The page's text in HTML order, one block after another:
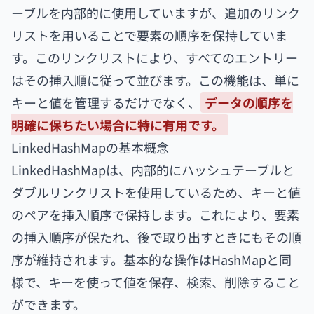
ーブルを内部的に使用していますが、追加のリンク
リストを用いることで要素の順序を保持していま
す。このリンクリストにより、すべてのエントリー
はその挿入順に従って並びます。この機能は、単に
キーと値を管理するだけでなく、
データの順序を
明確に保ちたい場合に特に有用です。
LinkedHashMapの基本概念
LinkedHashMapは、内部的にハッシュテーブルと
ダブルリンクリストを使用しているため、キーと値
のペアを挿入順序で保持します。これにより、要素
の挿入順序が保たれ、後で取り出すときにもその順
序が維持されます。基本的な操作はHashMapと同
様で、キーを使って値を保存、検索、削除すること
ができます。